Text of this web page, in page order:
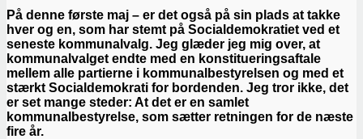
På denne første maj – er det også på sin plads at takke
hver og en, som har stemt på Socialdemokratiet ved et
seneste kommunalvalg. Jeg glæder jeg mig over, at
kommunalvalget endte med en konstitueringsaftale
mellem alle partierne i kommunalbestyrelsen og med et
stærkt Socialdemokrati for bordenden. Jeg tror ikke, det
er set mange steder: At det er en samlet
kommunalbestyrelse, som sætter retningen for de næste
fire år.